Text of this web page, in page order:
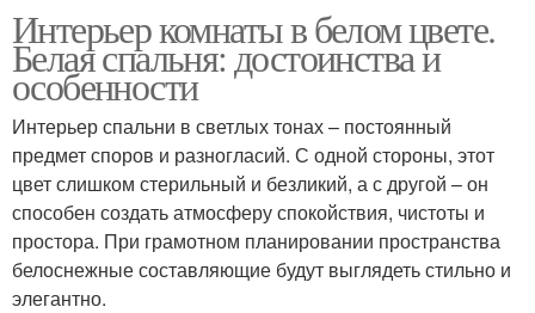
Интерьер комнаты в белом цвете.
Белая спальня: достоинства и
особенности
Интерьер спальни в светлых тонах – постоянный
предмет споров и разногласий. С одной стороны, этот
цвет слишком стерильный и безликий, а с другой – он
способен создать атмосферу спокойствия, чистоты и
простора. При грамотном планировании пространства
белоснежные составляющие будут выглядеть стильно и
элегантно.